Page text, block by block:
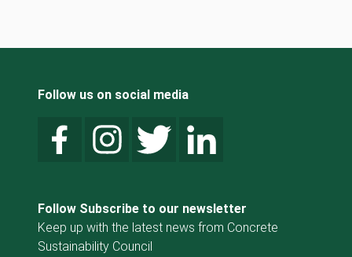
Follow us on social media
Follow Subscribe to our newsletter
Keep up with the latest news from Concrete
Sustainability Council